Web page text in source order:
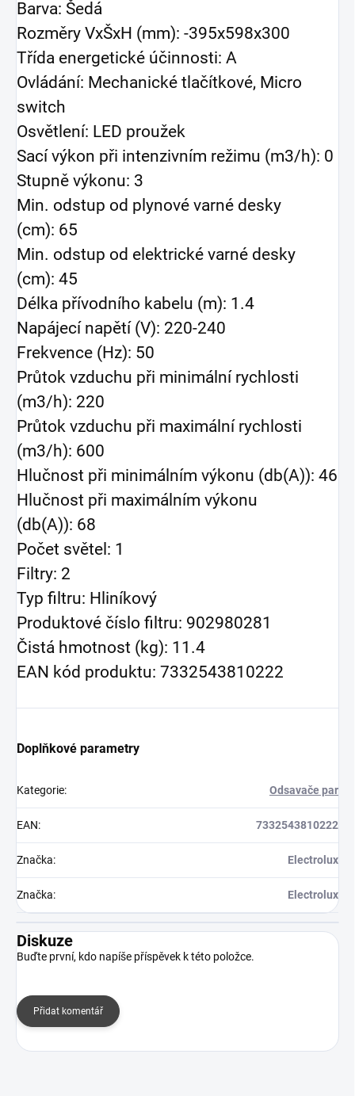
Barva: Šedá
Rozměry VxŠxH (mm): -395x598x300
Třída energetické účinnosti: A
Ovládání: Mechanické tlačítkové, Micro
switch
Osvětlení: LED proužek
Sací výkon při intenzivním režimu (m3/h): 0
Stupně výkonu: 3
Min. odstup od plynové varné desky
(cm): 65
Min. odstup od elektrické varné desky
(cm): 45
Délka přívodního kabelu (m): 1.4
Napájecí napětí (V): 220-240
Frekvence (Hz): 50
Průtok vzduchu při minimální rychlosti
(m3/h): 220
Průtok vzduchu při maximální rychlosti
(m3/h): 600
Hlučnost při minimálním výkonu (db(A)): 46
Hlučnost při maximálním výkonu
(db(A)): 68
Počet světel: 1
Filtry: 2
Typ filtru: Hliníkový
Produktové číslo filtru: 902980281
Čistá hmotnost (kg): 11.4
EAN kód produktu: 7332543810222
Doplňkové parametry
Kategorie: Odsavače par
EAN: 7332543810222
Značka: Electrolux
Značka: Electrolux
Diskuze
Buďte první, kdo napíše příspěvek k této položce.
Přidat komentář